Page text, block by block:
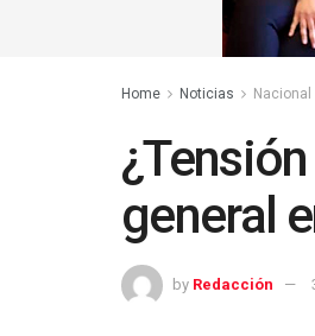
Home Noticias Nacional
general
by Redacción